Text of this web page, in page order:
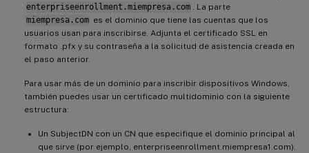
enterpriseenrollment.miempresa.com . La parte
miempresa.com es el dominio que tiene las cuentas que los
usuarios usan para inscribirse. Adjunta el certificado SSL en
formato .pfx y su contraseña a la solicitud de asistencia creada en
el paso anterior.
Para usar más de un dominio para inscribir dispositivos Windows,
también puedes usar un certificado multidominio con la siguiente
estructura:
Un SubjectDN con un CN que especifique el dominio principal al
que sirve (por ejemplo, enterpriseenrollment.miempresa1.com).